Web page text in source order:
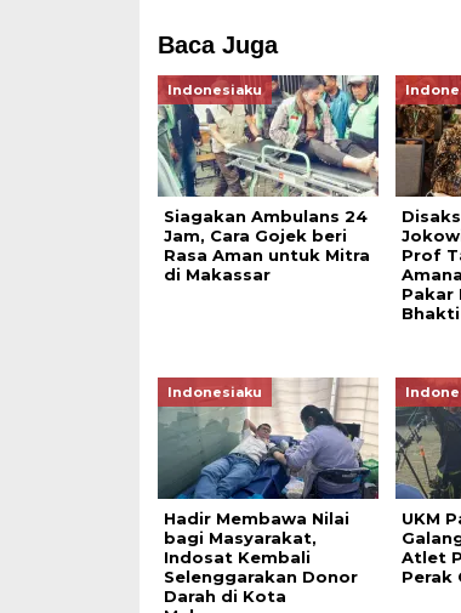
Baca Juga
Indonesiaku
Siagakan Ambulans 24
Jam, Cara Gojek beri
Rasa Aman untuk Mitra
di Makassar
Prof
Pakar
Indonesiaku
Hadir Membawa Nilai
bagi Masyarakat,
Indosat Kembali
Selenggarakan Donor
Darah di Kota
UKM
Atlet
Perak